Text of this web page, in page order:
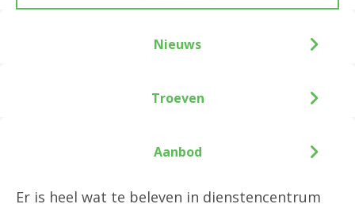
Er is heel wat te beleven in dienstencentrum
Nieuws
Troeven
Aanbod